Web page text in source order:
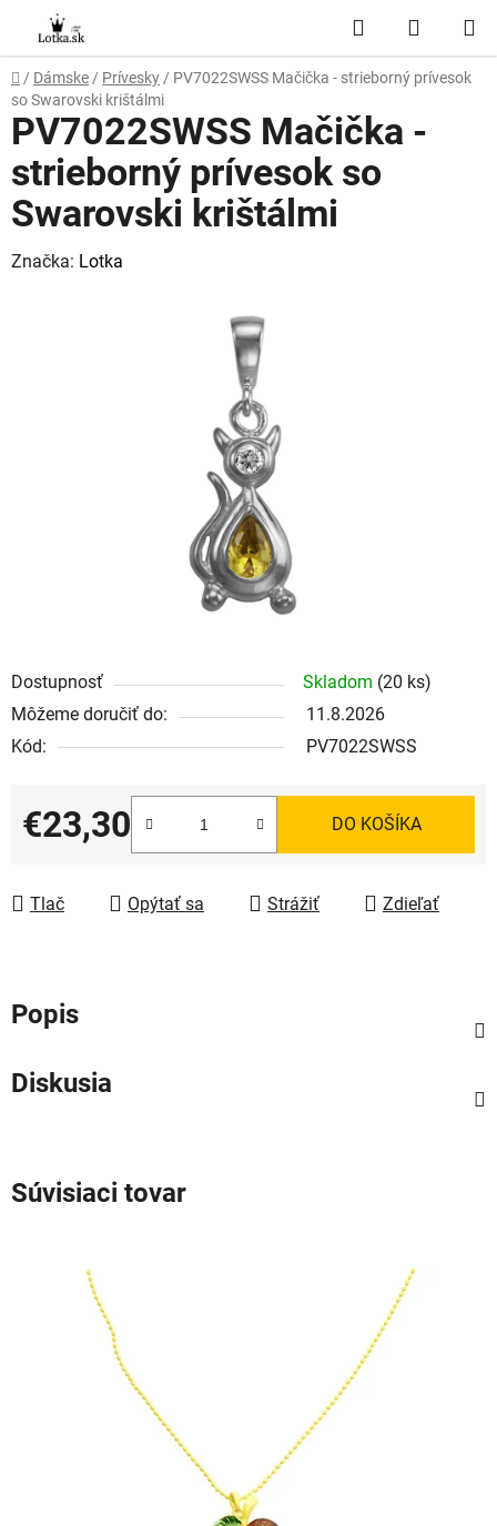
obsah
Hľadať
KOŠÍK
Domov
/ Dámske / Prívesky / PV7022SWSS Mačička - strieborný prívesok
so Swarovski krištálmi
Dostupnosť Skladom (20 ks)
Môžeme doručiť do:
11.8.2026
Kód:
PV7022SWSS
€23,30
Jednotková cena:
DO KOŠÍKA
Tlač Opýtať sa Strážiť Zdieľať
PV7022SWSS Mačička -
strieborný prívesok so
Swarovski krištálmi
Značka: Lotka
Popis
Diskusia
Súvisiaci tovar